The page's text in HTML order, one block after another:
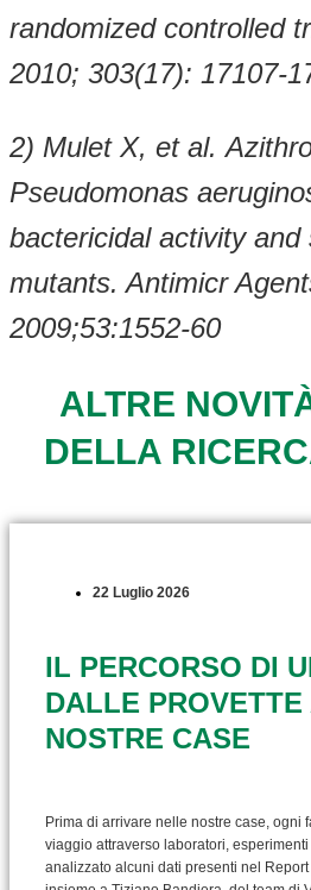
randomized controlled
2010; 303(17): 17107-
2) Mulet X, et al.
Pseudomonas
bactericidal activity
mutants. Antimicr
2009;53:1552-60
ALTRE
DELLA
22 Luglio 2026
IL PERCORSO DI
DALLE
NOSTRE CASE
Prima di arrivare nelle nostre case, ogni
viaggio attraverso laboratori,
analizzato alcuni dati presenti nel